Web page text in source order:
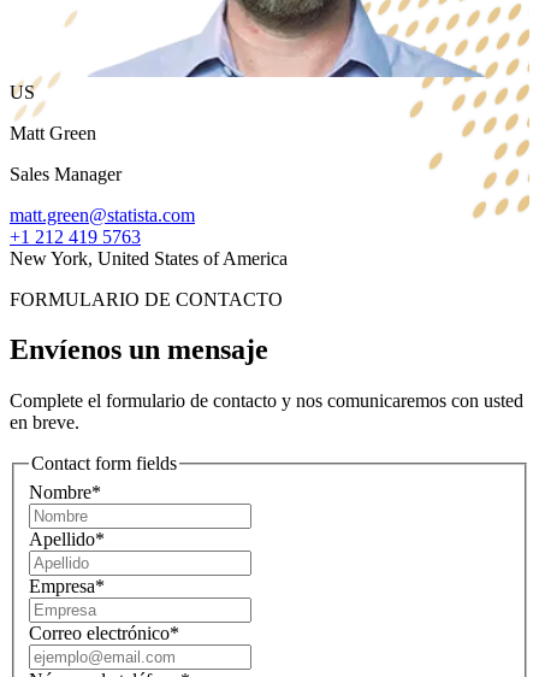
US
Matt Green
Sales Manager
matt.green@statista.com
+1 212 419 5763
New York, United States of America
FORMULARIO DE CONTACTO
Envíenos un mensaje
Complete el formulario de contacto y nos comunicaremos con usted
en breve.
Contact form fields
Nombre*
Apellido*
Empresa*
Correo electrónico*